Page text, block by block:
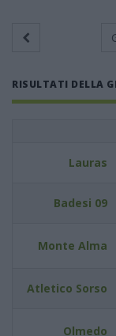
RISULTATI DELLA
Lauras
Badesi 09
Monte Alma
Atletico Sorso
Olmedo